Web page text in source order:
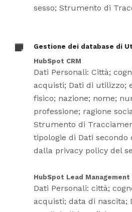
sesso; Strumento di
Gestione dei database di
HubSpot CRM
Dati Personali: Città;
acquisti; Dati di utilizzo;
fisico; nazione; nome;
professione; ragione
Strumento di
tipologie di Dati
dalla privacy policy del
HubSpot Lead Management
Dati Personali: città;
acquisti; data di nascita;